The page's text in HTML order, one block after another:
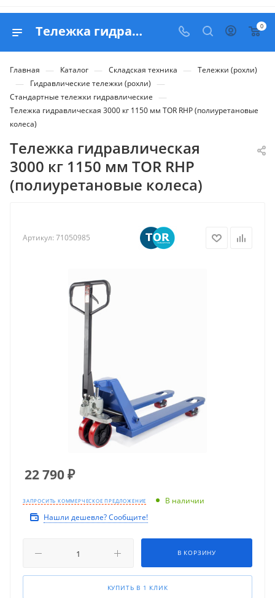
Тележка гидравлическая 3000 кг 1150 мм TOR RHP (полиуретановые колеса) - купить в Belapex 0
Главная — Каталог — Складская техника — Тележки (рохли)
— Гидравлические тележки (рохли) —
Стандартные тележки гидравлические —
Тележка гидравлическая 3000 кг 1150 мм TOR RHP (полиуретановые
колеса)
Тележка гидравлическая
3000 кг 1150 мм TOR RHP
(полиуретановые колеса)
Артикул: 71050985
22 790₽
ЗАПРОСИТЬ КОММЕРЧЕСКОЕ ПРЕДЛОЖЕНИЕ
В наличии
Нашли дешевле? Сообщите!
В КОРЗИНУ
КУПИТЬ В 1 КЛИК